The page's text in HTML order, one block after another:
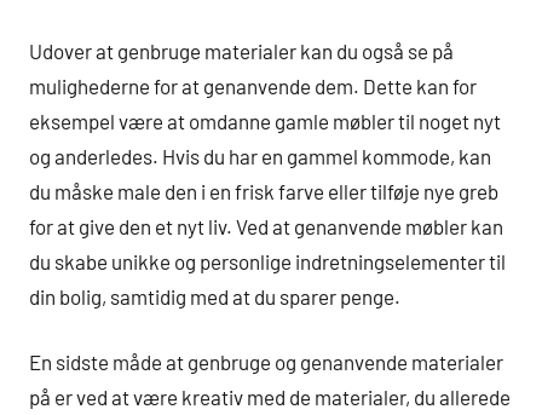
Udover at genbruge materialer kan du også se på
mulighederne for at genanvende dem. Dette kan for
eksempel være at omdanne gamle møbler til noget nyt
og anderledes. Hvis du har en gammel kommode, kan
du måske male den i en frisk farve eller tilføje nye greb
for at give den et nyt liv. Ved at genanvende møbler kan
du skabe unikke og personlige indretningselementer til
din bolig, samtidig med at du sparer penge.
En sidste måde at genbruge og genanvende materialer
på er ved at være kreativ med de materialer, du allerede